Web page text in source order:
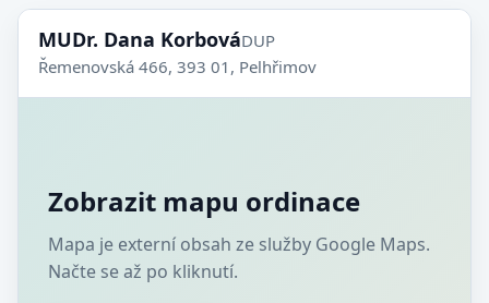
MUDr. Dana KorbováDUP
Řemenovská 466, 393 01, Pelhřimov
Zobrazit mapu ordinace
Mapa je externí obsah ze služby Google Maps.
Načte se až po kliknutí.